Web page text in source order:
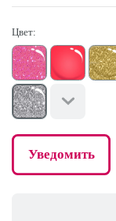
Уведомить
Цвет: